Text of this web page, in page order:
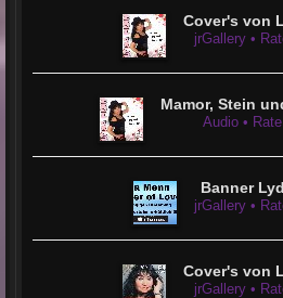
Cover's von
jrGallery •
Mamor, Stein
Audio • Rate
Banner
jrGallery •
Cover's von
jrGallery •